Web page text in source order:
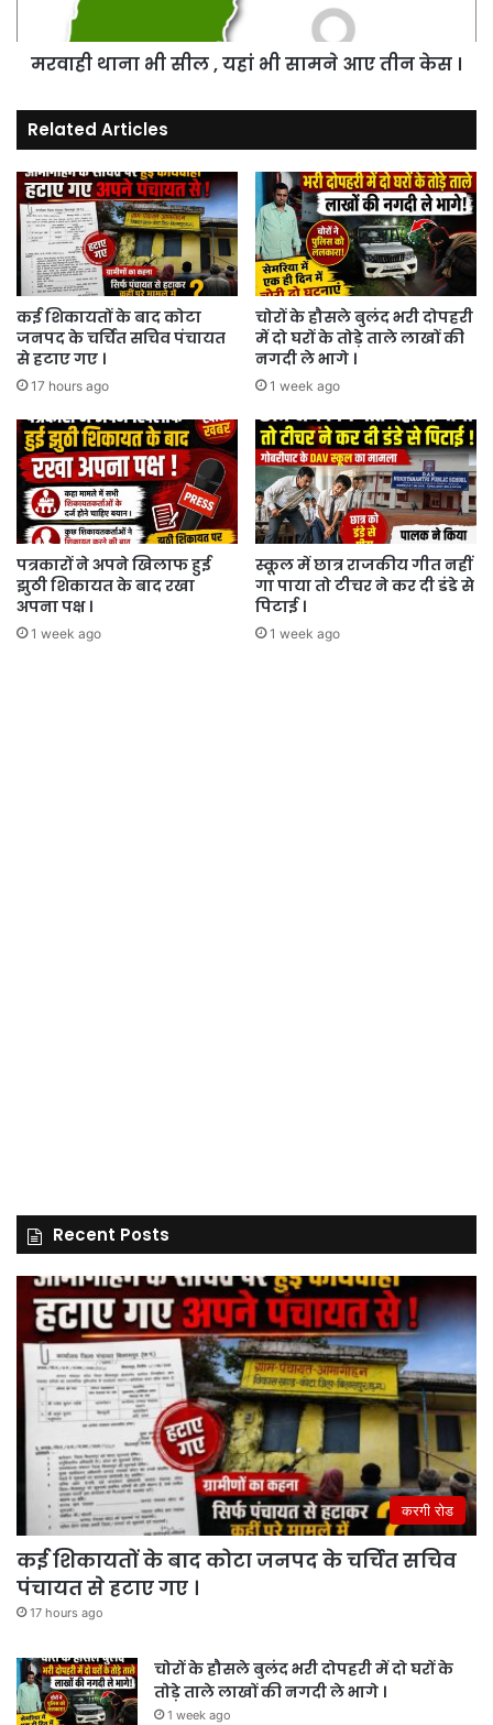
आए
तीन
।
मरवाही थाना भी सील , यहां भी सामने आए तीन केस ।
Related Articles
कई शिकायतों के बाद कोटा
जनपद के चर्चित सचिव पंचायत
से हटाए गए ।
17 hours ago
चोरों के हौसले बुलंद भरी दोपहरी
में दो घरों के तोड़े ताले लाखों की
नगदी ले भागे ।
1 week ago
पत्रकारों ने अपने खिलाफ हुई
झुठी शिकायत के बाद रखा
अपना पक्ष ।
1 week ago
स्कूल में छात्र राजकीय गीत नहीं
गा पाया तो टीचर ने कर दी डंडे से
पिटाई ।
1 week ago
Recent Posts
करगी रोड
कई शिकायतों के बाद कोटा जनपद के चर्चित सचिव
पंचायत से हटाए गए ।
17 hours ago
चोरों के हौसले बुलंद भरी दोपहरी में दो घरों के
तोड़े ताले लाखों की नगदी ले भागे ।
1 week ago